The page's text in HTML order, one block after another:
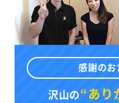
感謝の
沢山の“あり